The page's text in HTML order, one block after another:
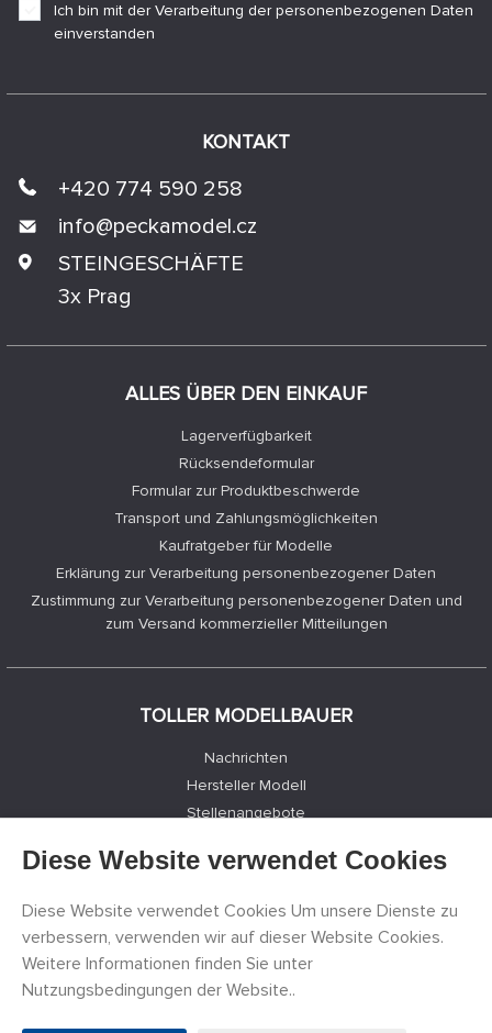
ALLES ÜBER DEN EINKAUF
Lagerverfügbarkeit
Rücksendeformular
Formular zur Produktbeschwerde
Transport und Zahlungsmöglichkeiten
Kaufratgeber für Modelle
Erklärung zur Verarbeitung personenbezogener Daten
Zustimmung zur Verarbeitung personenbezogener Daten und
zum Versand kommerzieller Mitteilungen
TOLLER MODELLBAUER
Nachrichten
Hersteller Modell
Stellenangebote
Registrierung
Cookies Einstellungen
KONTAKT
+420 774 590 258
info@peckamodel.cz
STEINGESCHÄFTE
3x Prag
Ich bin mit der Verarbeitung der personenbezogenen Daten
einverstanden
Diese Website verwendet Cookies
Diese Website verwendet Cookies Um unsere Dienste zu
verbessern, verwenden wir auf dieser Website Cookies.
Weitere Informationen finden Sie unter
Nutzungsbedingungen der Website..